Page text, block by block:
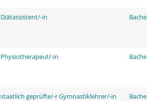
Diätassistent/-in
Physiotherapeut/-in
staatlich geprüfte/-r Gymnastiklehrer/-in